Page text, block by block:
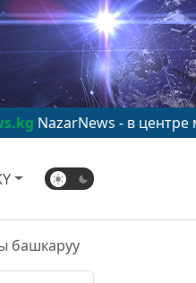
- в центре мирового
башкаруу